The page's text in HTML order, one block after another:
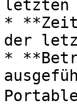
letzten
*
der
*